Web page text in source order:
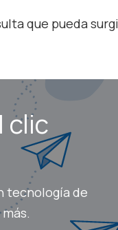
que pueda
clic
tecnología de